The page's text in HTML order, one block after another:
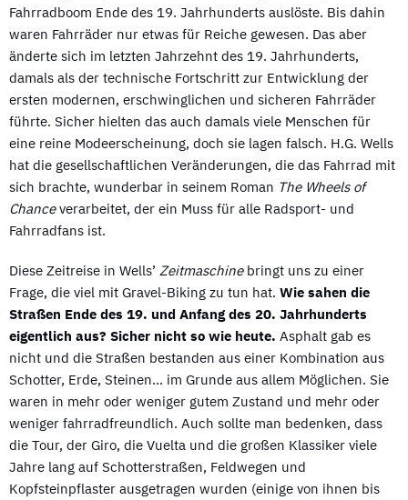
Fahrradboom Ende des 19. Jahrhunderts auslöste. Bis dahin
waren Fahrräder nur etwas für Reiche gewesen. Das aber
änderte sich im letzten Jahrzehnt des 19. Jahrhunderts,
damals als der technische Fortschritt zur Entwicklung der
ersten modernen, erschwinglichen und sicheren Fahrräder
führte. Sicher hielten das auch damals viele Menschen für
eine reine Modeerscheinung, doch sie lagen falsch. H.G. Wells
hat die gesellschaftlichen Veränderungen, die das Fahrrad mit
sich brachte, wunderbar in seinem Roman The Wheels of
Chanceverarbeitet, der ein Muss für alle Radsport- und
Fahrradfans ist.
Diese Zeitreise in Wells’ Zeitmaschinebringt uns zu einer
Frage, die viel mit Gravel-Biking zu tun hat. Wie sahen die
Straßen Ende des 19. und Anfang des 20. Jahrhunderts
eigentlich aus? Sicher nicht so wie heute. Asphalt gab es
nicht und die Straßen bestanden aus einer Kombination aus
Schotter, Erde, Steinen… im Grunde aus allem Möglichen. Sie
waren in mehr oder weniger gutem Zustand und mehr oder
weniger fahrradfreundlich. Auch sollte man bedenken, dass
die Tour, der Giro, die Vuelta und die großen Klassiker viele
Jahre lang auf Schotterstraßen, Feldwegen und
Kopfsteinpflaster ausgetragen wurden (einige von ihnen bis